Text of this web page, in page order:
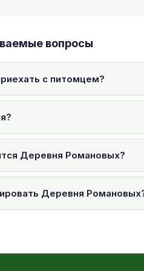
вопросы
с питомцем?
Деревня Романовых?
Деревня